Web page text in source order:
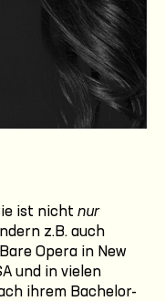
ist nicht nur
z.B. auch
Opera in New
und in vielen
ihrem Bachelor-